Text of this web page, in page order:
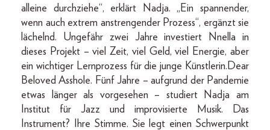
alleine durchziehe“, erklärt Nadja. „Ein spannender,
wenn auch extrem anstrengender Prozess“, ergänzt sie
lächelnd. Ungefähr zwei Jahre investiert Nnella in
dieses Projekt – viel Zeit, viel Geld, viel Energie, aber
ein wichtiger Lernprozess für die junge Künstlerin.Dear
Beloved Asshole. Fünf Jahre – aufgrund der Pandemie
etwas länger als vorgesehen – studiert Nadja am
Institut für Jazz und improvisierte Musik. Das
Instrument? Ihre Stimme. Sie legt einen Schwerpunkt